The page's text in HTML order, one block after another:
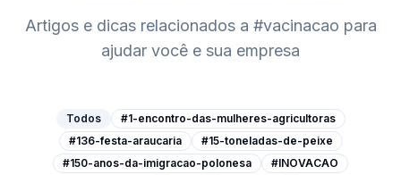
Artigos e dicas relacionados a #vacinacao para
ajudar você e sua empresa
Todos
#1-encontro-das-mulheres-agricultoras
#136-festa-araucaria
#15-toneladas-de-peixe
#150-anos-da-imigracao-polonesa
#INOVACAO